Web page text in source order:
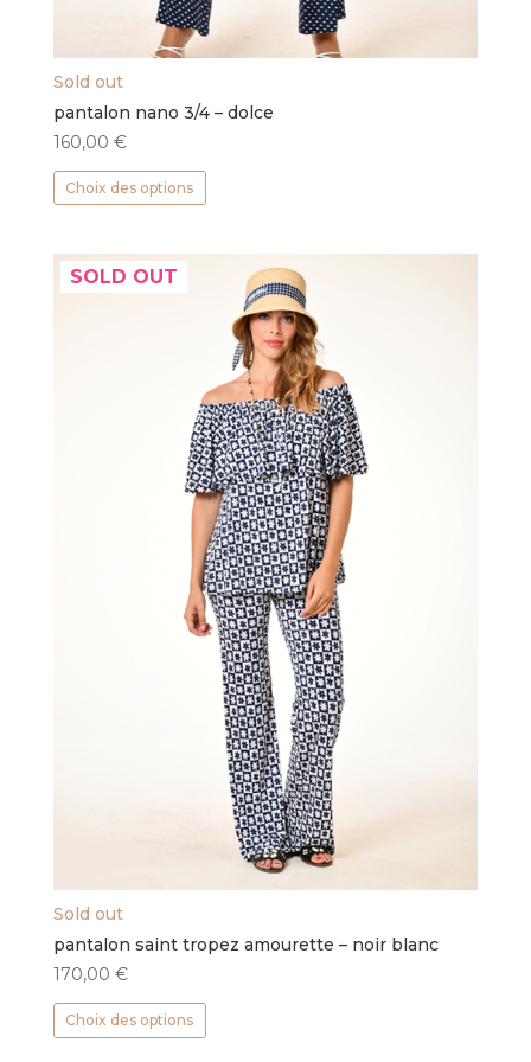
Sold out
pantalon nano 3/4 – dolce
160,00 €
Choix des options
Ce
plusieurs
variations.
options
peuvent
être
choisies
sur
la
page
du
produit
SOLD OUT
Sold out
pantalon saint tropez amourette – noir blanc
170,00 €
Choix des options
Ce